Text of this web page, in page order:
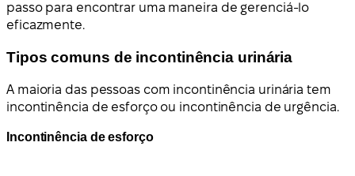
passo para encontrar uma maneira de gerenciá-lo
eficazmente.
Tipos comuns de incontinência urinária
A maioria das pessoas com incontinência urinária tem
incontinência de esforço ou incontinência de urgência.
Incontinência de esforço